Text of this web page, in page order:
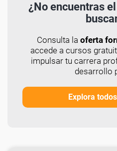
¿No encuentras
Consulta la oferta
accede a cursos
impulsar tu carrera
desarrollo
Explora